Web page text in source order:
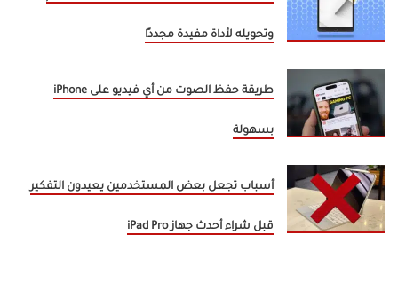
وتحويله لأداة مفيدة مجددًا
طريقة حفظ الصوت من أي فيديو على iPhone
بسهولة
أسباب تجعل بعض المستخدمين يعيدون التفكير
قبل شراء أحدث جهاز iPad Pro